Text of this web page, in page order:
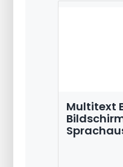
Multitext